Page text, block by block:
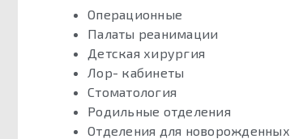
Операционные
Палаты реанимации
Детская хирургия
Лор- кабинеты
Стоматология
Родильные отделения
Отделения для новорожденных